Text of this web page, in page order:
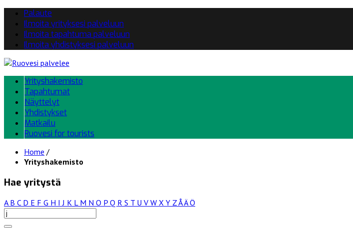
Palaute
Ilmoita yrityksesi palveluun
Ilmoita tapahtuma palveluun
Ilmoita yhdistyksesi palveluun
Yrityshakemisto
Tapahtumat
Näyttelyt
Yhdistykset
Matkailu
Ruovesi for tourists
Home /
Yrityshakemisto
Hae yritystä
A B C D E F G H IJ K L M N O P Q R S T U V W X Y ZÅÄÖ